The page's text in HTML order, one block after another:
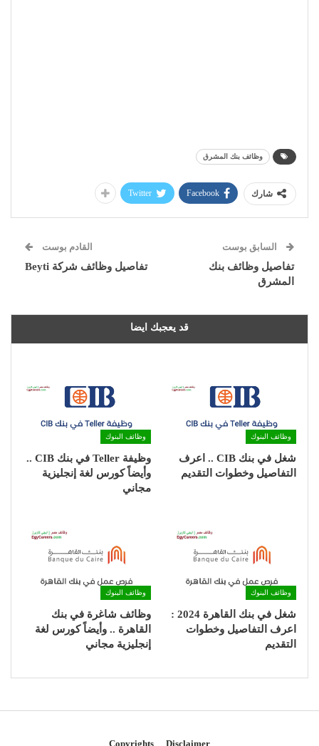
وظائف بنك المشرق
شارك Facebook
Twitter
السابق بوست
تفاصيل وظائف بنك
المشرق
القادم بوست
تفاصيل وظائف شركة Beyti
قد يعجبك ايضا
وظائف البنوك
شغل في بنك CIB .. اعرف
التفاصيل وخطوات التقديم
وظائف البنوك
وظيفة Teller في بنك CIB ..
وأيضاً كورس لغة إنجليزية
مجاني
وظائف البنوك
شغل في بنك القاهرة 2024 :
اعرف التفاصيل وخطوات
التقديم
وظائف البنوك
وظائف شاغرة في بنك
القاهرة .. وأيضاً كورس لغة
إنجليزية مجاني
Disclaimer
Copyrights